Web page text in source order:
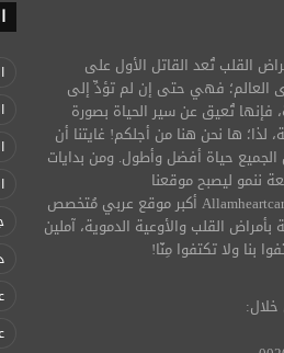
القلب تُعد القاتل الأول على
العالم؛ فهي حتى إن لم تؤدِّ إلى
فإنها تُعيق عن سير الحياة بصورة
لذا؛ ها نحن هنا من أجلكم! غايتنا أن
حياة أفضل وأطول. ومن بدايات
ننمو ليصبح موقعنا
Allamheartcare.com أكبر موقع عربي مُتخصص
بأمراض القلب والأوعية الدموية، آملين
بنا ولا تكتفوا مِنّا!